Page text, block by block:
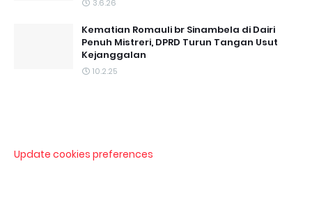
3.6.26
Kematian Romauli br Sinambela di Dairi
Penuh Mistreri, DPRD Turun Tangan Usut
Kejanggalan
10.2.25
Update cookies preferences